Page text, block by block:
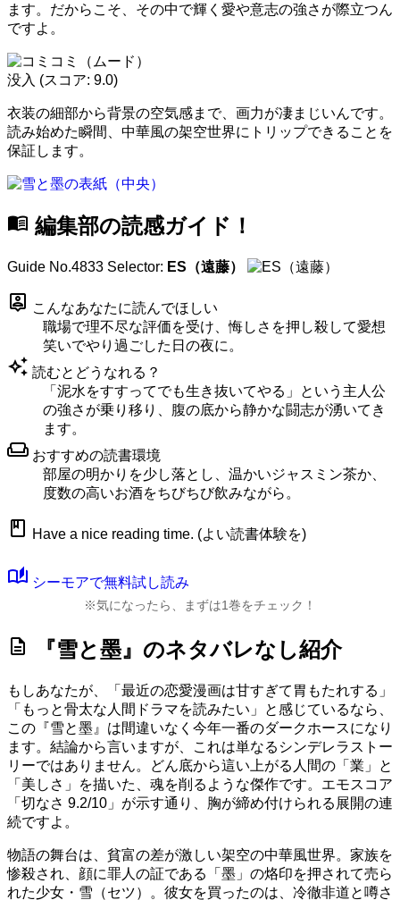
ます。だからこそ、その中で輝く愛や意志の強さが際立つん
ですよ。
没入 (スコア: 9.0)
衣装の細部から背景の空気感まで、画力が凄まじいんです。
読み始めた瞬間、中華風の架空世界にトリップできることを
保証します。
menu_book 編集部の読感ガイド！
Guide No.4833 Selector: ES（遠藤）
person_pin こんなあなたに読んでほしい
職場で理不尽な評価を受け、悔しさを押し殺して愛想
笑いでやり過ごした日の夜に。
auto_awesome 読むとどうなれる？
「泥水をすすってでも生き抜いてやる」という主人公
の強さが乗り移り、腹の底から静かな闘志が湧いてき
ます。
weekend おすすめの読書環境
部屋の明かりを少し落とし、温かいジャスミン茶か、
度数の高いお酒をちびちび飲みながら。
book Have a nice reading time. (よい読書体験を)
auto_stories シーモアで無料試し読み
※気になったら、まずは1巻をチェック！
description 『雪と墨』のネタバレなし紹介
もしあなたが、「最近の恋愛漫画は甘すぎて胃もたれする」
「もっと骨太な人間ドラマを読みたい」と感じているなら、
この『雪と墨』は間違いなく今年一番のダークホースになり
ます。結論から言いますが、これは単なるシンデレラストー
リーではありません。どん底から這い上がる人間の「業」と
「美しさ」を描いた、魂を削るような傑作です。 エモスコア
「切なさ 9.2/10」 が示す通り、胸が締め付けられる展開の連
続ですよ。
物語の舞台は、貧富の差が激しい架空の中華風世界。家族を
惨殺され、顔に罪人の証である「墨」の烙印を押されて売ら
れた少女・雪（セツ）。彼女を買ったのは、冷徹非道と噂さ